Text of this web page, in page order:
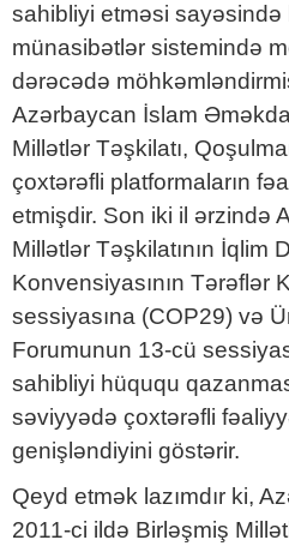
sahibliyi etməsi sayəsində
münasibətlər sistemində
dərəcədə
Azərbaycan İslam
Millətlər Təşkilatı,
çoxtərəfli platformaların
etmişdir. Son iki il ərzində
Millətlər Təşkilatının İqlim
Konvensiyasının Tərəflər
sessiyasına (COP29) və
Forumunun 13-cü
sahibliyi hüququ
səviyyədə çoxtərəfli
genişləndiyini göstərir.
Qeyd etmək lazımdır ki,
2011-ci ildə Birləşmiş